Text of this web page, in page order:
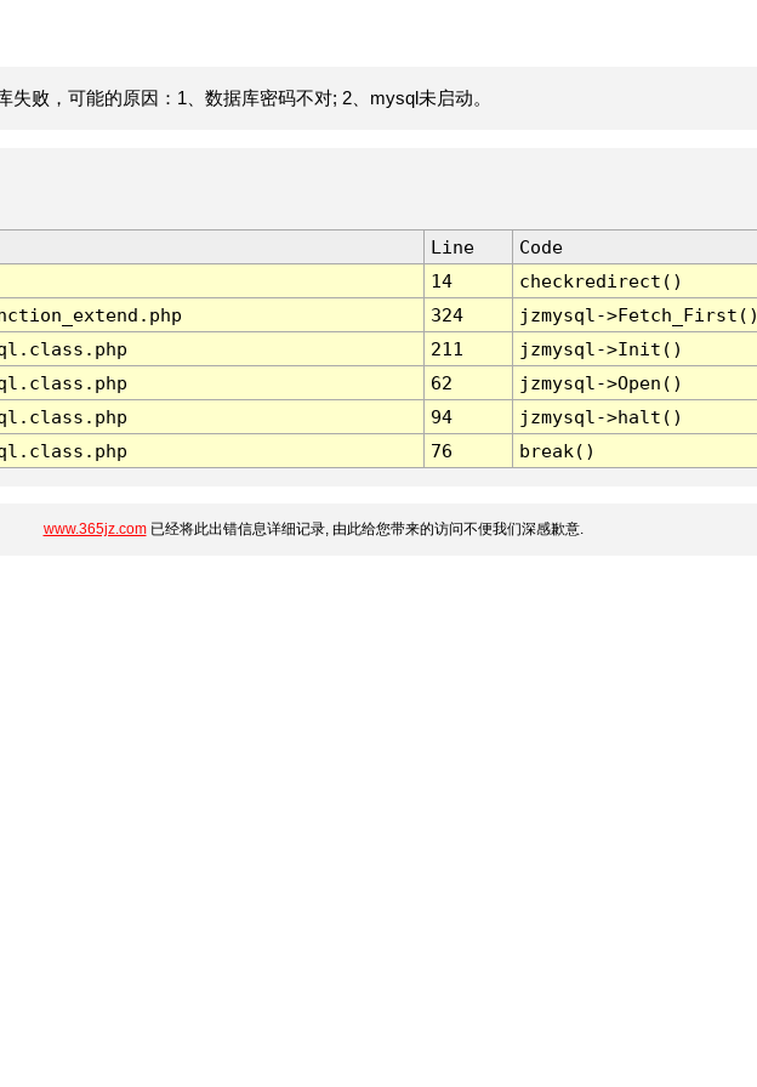
失败，可能的原因：1、数据库密码不对; 2、mysql未启动。
Line
Code
14
checkredirect()
324
jzmysql-
211
jzmysql->Init()
62
jzmysql->Open()
94
jzmysql->halt()
76 break()
www.365jz.com已经将此出错信息详细记录, 由此给您带来的访问不便我们深感歉意.